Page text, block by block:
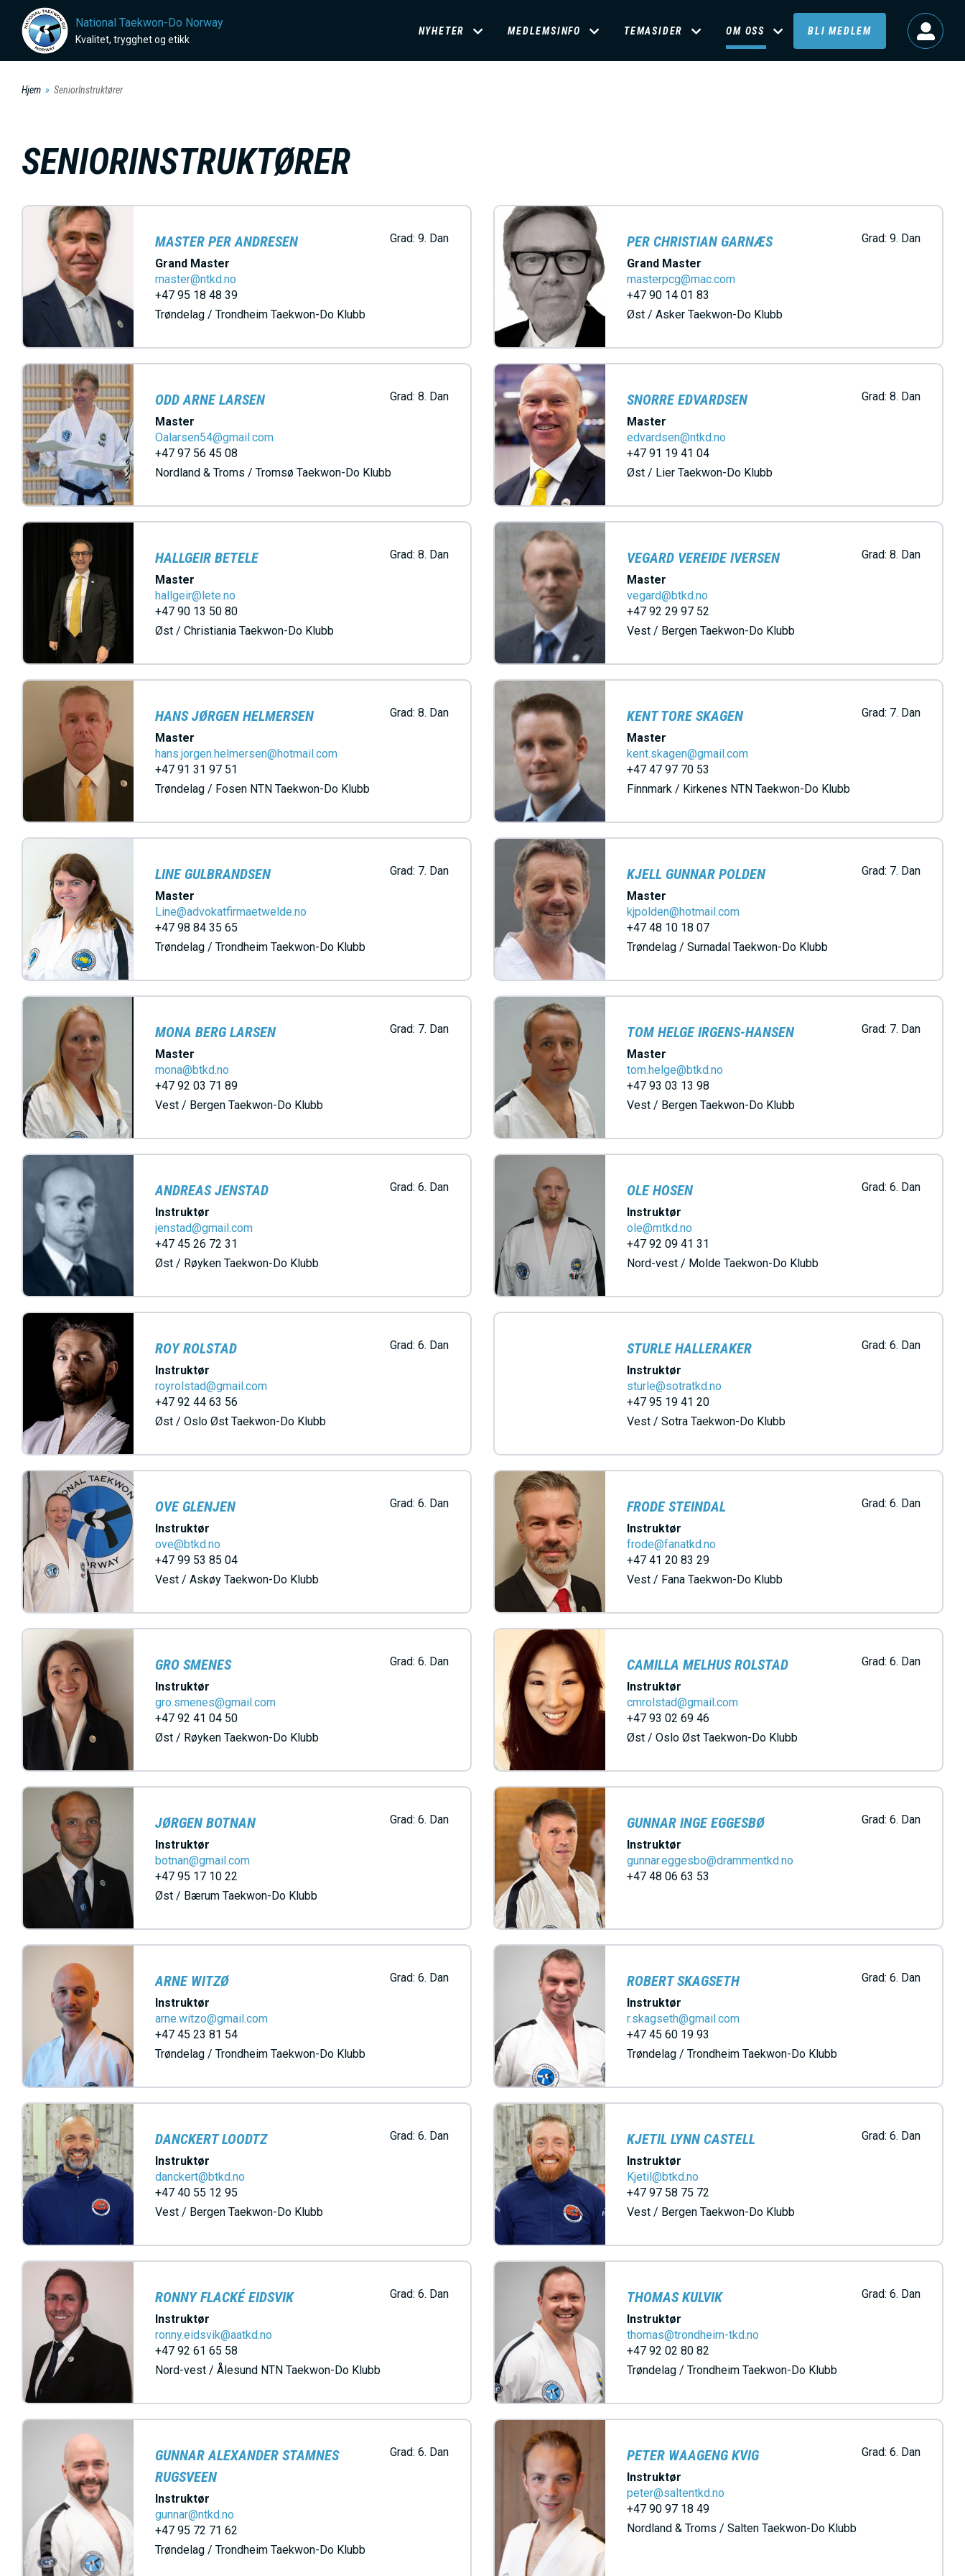
National Taekwon-Do Norway
Kvalitet, trygghet og etikk
D
I
N
N
A
C
V
E
M
N
M
U
NYHETER MEDLEMSINFO TEMASIDER OM OSS BLI MEDLEM
Hjem SeniorInstruktører
SENIORINSTRUKTØRER
Grad: 9. Dan
MASTER PER ANDRESEN
Grand Master
master@ntkd.no
+47 95 18 48 39
Trøndelag / Trondheim Taekwon-Do Klubb
Grad: 9. Dan
PER CHRISTIAN GARNÆS
Grand Master
masterpcg@mac.com
+47 90 14 01 83
Øst / Asker Taekwon-Do Klubb
Grad: 8. Dan
ODD ARNE LARSEN
Master
Oalarsen54@gmail.com
+47 97 56 45 08
Nordland & Troms / Tromsø Taekwon-Do Klubb
Grad: 8. Dan
SNORRE EDVARDSEN
Master
edvardsen@ntkd.no
+47 91 19 41 04
Øst / Lier Taekwon-Do Klubb
Grad: 8. Dan
HALLGEIR BETELE
Master
hallgeir@lete.no
+47 90 13 50 80
Øst / Christiania Taekwon-Do Klubb
Grad: 8. Dan
VEGARD VEREIDE IVERSEN
Master
vegard@btkd.no
+47 92 29 97 52
Vest / Bergen Taekwon-Do Klubb
Grad: 8. Dan
HANS JØRGEN HELMERSEN
Master
hans.jorgen.helmersen@hotmail.com
+47 91 31 97 51
Trøndelag / Fosen NTN Taekwon-Do Klubb
Grad: 7. Dan
KENT TORE SKAGEN
Master
kent.skagen@gmail.com
+47 47 97 70 53
Finnmark / Kirkenes NTN Taekwon-Do Klubb
Grad: 7. Dan
LINE GULBRANDSEN
Master
Line@advokatfirmaetwelde.no
+47 98 84 35 65
Trøndelag / Trondheim Taekwon-Do Klubb
Grad: 7. Dan
KJELL GUNNAR POLDEN
Master
kjpolden@hotmail.com
+47 48 10 18 07
Trøndelag / Surnadal Taekwon-Do Klubb
Grad: 7. Dan
MONA BERG LARSEN
Master
mona@btkd.no
+47 92 03 71 89
Vest / Bergen Taekwon-Do Klubb
Grad: 7. Dan
TOM HELGE IRGENS-HANSEN
Master
tom.helge@btkd.no
+47 93 03 13 98
Vest / Bergen Taekwon-Do Klubb
Grad: 6. Dan
ANDREAS JENSTAD
Instruktør
jenstad@gmail.com
+47 45 26 72 31
Øst / Røyken Taekwon-Do Klubb
Grad: 6. Dan
OLE HOSEN
Instruktør
ole@mtkd.no
+47 92 09 41 31
Nord-vest / Molde Taekwon-Do Klubb
Grad: 6. Dan
ROY ROLSTAD
Instruktør
royrolstad@gmail.com
+47 92 44 63 56
Øst / Oslo Øst Taekwon-Do Klubb
Grad: 6. Dan
STURLE HALLERAKER
Instruktør
sturle@sotratkd.no
+47 95 19 41 20
Vest / Sotra Taekwon-Do Klubb
Grad: 6. Dan
OVE GLENJEN
Instruktør
ove@btkd.no
+47 99 53 85 04
Vest / Askøy Taekwon-Do Klubb
Grad: 6. Dan
FRODE STEINDAL
Instruktør
frode@fanatkd.no
+47 41 20 83 29
Vest / Fana Taekwon-Do Klubb
Grad: 6. Dan
GRO SMENES
Instruktør
gro.smenes@gmail.com
+47 92 41 04 50
Øst / Røyken Taekwon-Do Klubb
Grad: 6. Dan
CAMILLA MELHUS ROLSTAD
Instruktør
cmrolstad@gmail.com
+47 93 02 69 46
Øst / Oslo Øst Taekwon-Do Klubb
Grad: 6. Dan
JØRGEN BOTNAN
Instruktør
botnan@gmail.com
+47 95 17 10 22
Øst / Bærum Taekwon-Do Klubb
Grad: 6. Dan
GUNNAR INGE EGGESBØ
Instruktør
gunnar.eggesbo@drammentkd.no
+47 48 06 63 53
Grad: 6. Dan
ARNE WITZØ
Instruktør
arne.witzo@gmail.com
+47 45 23 81 54
Trøndelag / Trondheim Taekwon-Do Klubb
Grad: 6. Dan
ROBERT SKAGSETH
Instruktør
r.skagseth@gmail.com
+47 45 60 19 93
Trøndelag / Trondheim Taekwon-Do Klubb
Grad: 6. Dan
DANCKERT LOODTZ
Instruktør
danckert@btkd.no
+47 40 55 12 95
Vest / Bergen Taekwon-Do Klubb
Grad: 6. Dan
KJETIL LYNN CASTELL
Instruktør
Kjetil@btkd.no
+47 97 58 75 72
Vest / Bergen Taekwon-Do Klubb
Grad: 6. Dan
RONNY FLACKÉ EIDSVIK
Instruktør
ronny.eidsvik@aatkd.no
+47 92 61 65 58
Nord-vest / Ålesund NTN Taekwon-Do Klubb
Grad: 6. Dan
THOMAS KULVIK
Instruktør
thomas@trondheim-tkd.no
+47 92 02 80 82
Trøndelag / Trondheim Taekwon-Do Klubb
Grad: 6. Dan
GUNNAR ALEXANDER STAMNES
RUGSVEEN
Instruktør
gunnar@ntkd.no
+47 95 72 71 62
Trøndelag / Trondheim Taekwon-Do Klubb
Grad: 6. Dan
PETER WAAGENG KVIG
Instruktør
peter@saltentkd.no
+47 90 97 18 49
Nordland & Troms / Salten Taekwon-Do Klubb